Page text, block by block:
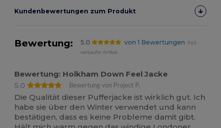
Kundenbewertungen zum Produkt
Bewertung: 5.0 von 1 Bewertungen
963
verkaufte Artikel
Bewertung: Holkham Down Feel Jacke
5.0
Bewertung von Project P.
Die Qualität dieser Pufferjacke ist wirklich gut. Ich
habe sie über den Winter verwendet und kann
bestätigen, dass es keine Probleme damit gibt.